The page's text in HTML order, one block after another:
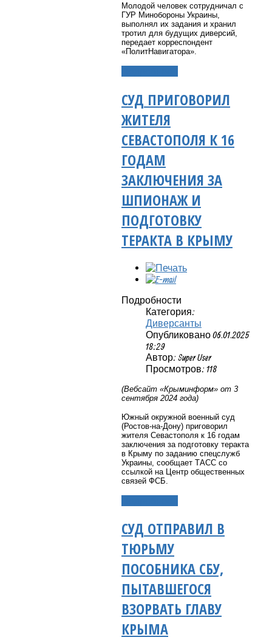
Молодой человек сотрудничал с
ГУР Минобороны Украины,
выполнял их задания и хранил
тротил для будущих диверсий,
передает корреспондент
«ПолитНавигатора».
СУД ПРИГОВОРИЛ
ЖИТЕЛЯ
СЕВАСТОПОЛЯ К 16
ГОДАМ
ЗАКЛЮЧЕНИЯ ЗА
ШПИОНАЖ И
ПОДГОТОВКУ
ТЕРАКТА В КРЫМУ
Подробности
Категория:
Диверсанты
Опубликовано 06.01.2025
18:29
Автор: Super User
Просмотров: 118
(Вебсайт «Крыминформ» от 3
сентября 2024 года)
Южный окружной военный суд
(Ростов-на-Дону) приговорил
жителя Севастополя к 16 годам
заключения за подготовку теракта
в Крыму по заданию спецслужб
Украины, сообщает ТАСС со
ссылкой на Центр общественных
связей ФСБ.
СУД ОТПРАВИЛ В
ТЮРЬМУ
ПОСОБНИКА СБУ,
ПЫТАВШЕГОСЯ
ВЗОРВАТЬ ГЛАВУ
КРЫМА